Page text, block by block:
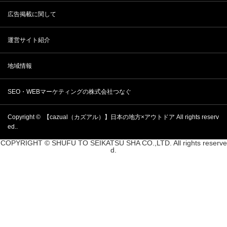
広告掲載に関して
運営サイト紹介
地域情報
SEO・WEBマーケティングの株式会社つなぐ
Copyright © 【cazual（カズアル）】日本の地方×アウトドア All rights reserv
ed..
COPYRIGHT © SHUFU TO SEIKATSU SHA CO.,LTD. All rights reserve
d.